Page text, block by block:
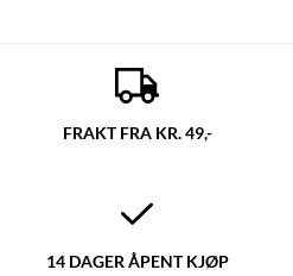
FRAKT FRA KR. 49,-
14 DAGER ÅPENT KJØP